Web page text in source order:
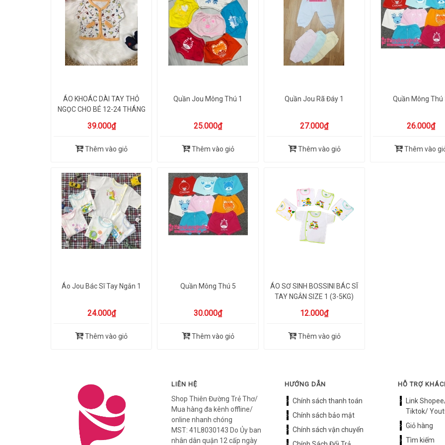
ÁO KHOÁC DÀI TAY THỎ
NGỌC CHO BÉ 12-24 THÁNG
39.000₫
Thêm vào giỏ
Quần Jou Mông Thú 1
25.000₫
Thêm vào giỏ
Quần Jou Rã Đáy 1
27.000₫
Thêm vào giỏ
Quần Mông Thú
26.000₫
Thêm vào
Áo Jou Bác Sĩ Tay Ngắn 1
24.000₫
Thêm vào giỏ
Quần Mông Thú 5
30.000₫
Thêm vào giỏ
ÁO SƠ SINH BOSSINI BÁC SĨ
TAY NGẮN SIZE 1 (3-5KG)
12.000₫
Thêm vào giỏ
LIÊN HỆ
Shop Thiên Đường Trẻ Thơ/
Mua hàng đa kênh offline/
online nhanh chóng
MST: 41L8030143 Do Ủy ban
nhân dân quận 12 cấp ngày
HƯỚNG DẪN
Chính sách thanh toán
Chính sách bảo mật
Chính sách vận chuyển
HỖ TRỢ
Link
Tiktok/
Giỏ hàng
Tìm kiếm